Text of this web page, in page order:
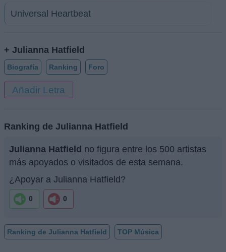
Universal Heartbeat
+ Julianna Hatfield
Biografía Ranking Foro
Añadir Letra
Ranking de Julianna Hatfield
Julianna Hatfield no figura entre los 500 artistas
más apoyados o visitados de esta semana.
¿Apoyar a Julianna Hatfield?
0 0
Ranking de Julianna Hatfield TOP Música